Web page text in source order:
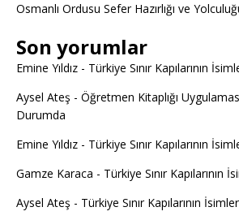
Osmanlı Ordusu Sefer Hazırlığı ve
Son yorumlar
Emine Yıldız - Türkiye Sınır Kapılarının
Aysel Ateş - Öğretmen Kitaplığı
Durumda
Emine Yıldız - Türkiye Sınır Kapılarının
Gamze Karaca - Türkiye Sınır Kapılarının
Aysel Ateş - Türkiye Sınır Kapılarının